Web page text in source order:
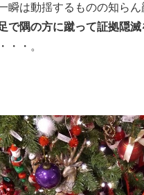
瞬は動揺するものの知ら
で隅の方に蹴って証拠隠
・・。